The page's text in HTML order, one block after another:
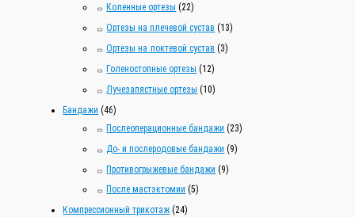
Коленные ортезы (22)
Ортезы на плечевой сустав (13)
Ортезы на локтевой сустав (3)
Голеностопные ортезы (12)
Лучезапястные ортезы (10)
Бандажи (46)
Послеоперационные бандажи (23)
До- и послеродовые бандажи (9)
Противогрыжевые бандажи (9)
После мастэктомии (5)
Компрессионный трикотаж (24)